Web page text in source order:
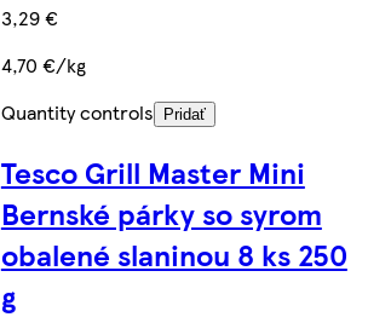
3,29 €
4,70 €/kg
Quantity controls
Pridať
Tesco Grill Master Mini
Bernské párky so syrom
obalené slaninou 8 ks 250
g